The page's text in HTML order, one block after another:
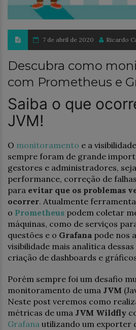
7 de abril de 2020 Ricardo
Descubra como
com Prometheus e
Saiba o que
JVM!
O monitoramento e a
sempre foram de grande
gestores e administradores,
performance, correção de
para evitar que os problemas
ocorrer. Atualmente
o Prometheus podem coletar
máquinas, como de serviços
questões e o Grafana pode nos
visibilidade mais analítica
criação de dashboards e
Porém sempre foi um desafio
monitoramento de uma JVM
Neste post veremos como
métricas de uma JVM Wildfly
Grafana utilizando um exporter